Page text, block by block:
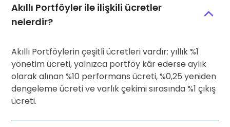
Akıllı Portföyler ile ilişkili ücretler
nelerdir?
Akıllı Portföylerin çeşitli ücretleri vardır: yıllık %1
yönetim ücreti, yalnızca portföy kâr ederse aylık
olarak alınan %10 performans ücreti, %0,25 yeniden
dengeleme ücreti ve varlık çekimi sırasında %1 çıkış
ücreti.